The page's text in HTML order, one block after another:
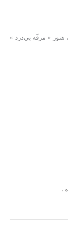
هنوز « مرفّه بي‌درد »
.